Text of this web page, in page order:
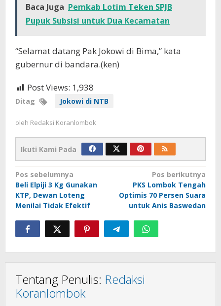
Baca Juga Pemkab Lotim Teken SPJB
Pupuk Subsisi untuk Dua Kecamatan
“Selamat datang Pak Jokowi di Bima,” kata
gubernur di bandara.(ken)
Post Views: 1,938
Ditag Jokowi di NTB
oleh Redaksi Koranlombok
Ikuti Kami Pada
Navigasi
pos
Pos sebelumnya
Beli Elpiji 3 Kg Gunakan
KTP, Dewan Loteng
Menilai Tidak Efektif
Pos berikutnya
PKS Lombok Tengah
Optimis 70 Persen Suara
untuk Anis Baswedan
Tentang Penulis: Redaksi
Koranlombok